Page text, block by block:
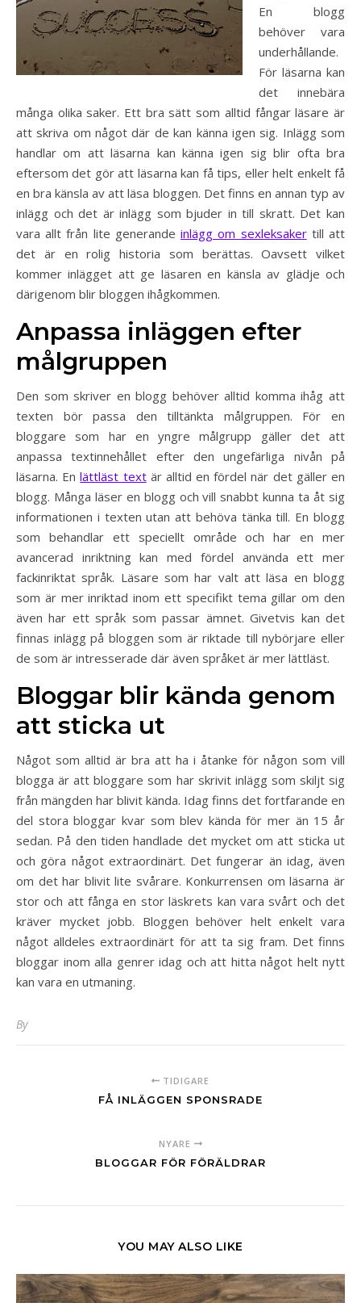
En blogg
behöver vara
underhållande.
För läsarna kan
det innebära
många olika saker. Ett bra sätt som alltid fångar läsare är
att skriva om något där de kan känna igen sig. Inlägg som
handlar om att läsarna kan känna igen sig blir ofta bra
eftersom det gör att läsarna kan få tips, eller helt enkelt få
en bra känsla av att läsa bloggen. Det finns en annan typ av
inlägg och det är inlägg som bjuder in till skratt. Det kan
vara allt från lite generandeinlägg om sexleksakertill att
det är en rolig historia som berättas. Oavsett vilket
kommer inlägget att ge läsaren en känsla av glädje och
därigenom blir bloggen ihågkommen.
Anpassa inläggen efter
målgruppen
Den som skriver en blogg behöver alltid komma ihåg att
texten bör passa den tilltänkta målgruppen. För en
bloggare som har en yngre målgrupp gäller det att
anpassa textinnehållet efter den ungefärliga nivån på
läsarna. Enlättläst textär alltid en fördel när det gäller en
blogg. Många läser en blogg och vill snabbt kunna ta åt sig
informationen i texten utan att behöva tänka till. En blogg
som behandlar ett speciellt område och har en mer
avancerad inriktning kan med fördel använda ett mer
fackinriktat språk. Läsare som har valt att läsa en blogg
som är mer inriktad inom ett specifikt tema gillar om den
även har ett språk som passar ämnet. Givetvis kan det
finnas inlägg på bloggen som är riktade till nybörjare eller
de som är intresserade där även språket är mer lättläst.
Bloggar blir kända genom
att sticka ut
Något som alltid är bra att ha i åtanke för någon som vill
blogga är att bloggare som har skrivit inlägg som skiljt sig
från mängden har blivit kända. Idag finns det fortfarande en
del stora bloggar kvar som blev kända för mer än 15 år
sedan. På den tiden handlade det mycket om att sticka ut
och göra något extraordinärt. Det fungerar än idag, även
om det har blivit lite svårare. Konkurrensen om läsarna är
stor och att fånga en stor läskrets kan vara svårt och det
kräver mycket jobb. Bloggen behöver helt enkelt vara
något alldeles extraordinärt för att ta sig fram. Det finns
bloggar inom alla genrer idag och att hitta något helt nytt
kan vara en utmaning.
By
TIDIGARE
FÅ INLÄGGEN SPONSRADE
NYARE
BLOGGAR FÖR FÖRÄLDRAR
YOU MAY ALSO LIKE